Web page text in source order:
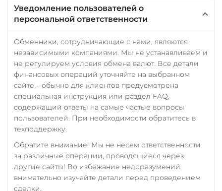
Уведомление пользователей о
персональной ответственности
Обменники, сотрудничающие с нами, являются
независимыми компаниями. Мы не устанавливаем и
не регулируем условия обмена валют. Все детали
финансовых операций уточняйте на выбранном
сайте – обычно для клиентов предусмотрена
специальная инструкция или раздел FAQ,
содержащий ответы на самые частые вопросы
пользователей. При необходимости обратитесь в
техподдержку.
Обратите внимание! Мы не несем ответственности
за различные операции, проводящиеся через
другие сайты! Во избежание недоразумений
внимательно изучайте детали перед проведением
сделки.